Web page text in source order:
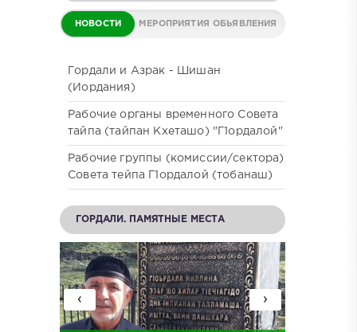
НОВОСТИ МЕРОПРИЯТИЯ ОБЬЯВЛЕНИЯ
Гордали и Азрак - Шишан
(Иордания)
Рабочие органы временного Совета
тайпа (тайпан Кхеташо) "Г1ордалой"
Рабочие группы (комиссии/сектора)
Совета тейпа Г1ордалой (тобанаш)
ГОРДАЛИ. ПАМЯТНЫЕ МЕСТА
›
‹